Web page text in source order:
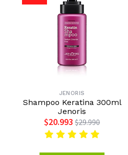
JENORIS
Shampoo Keratina 300ml
Jenoris
$20.993 $29.990